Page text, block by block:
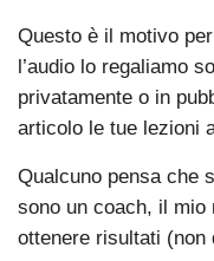
Questo è il motivo
l’audio lo regaliamo
privatamente o in
articolo le tue lezioni
Qualcuno pensa che
sono un coach, il mio
ottenere risultati